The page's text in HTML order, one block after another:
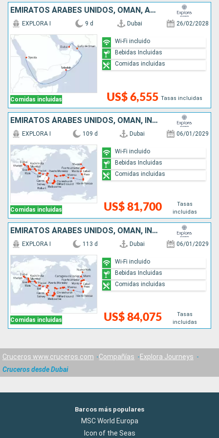
EMIRATOS ÁRABES UNIDOS, OMAN, ARABIA SAUDÍ
Comidas incluidas
EXPLORA I 9 d Dubai 26/02/2028
US$ 6,555 Tasas incluidas
Wi-Fi incluido
Bebidas Incluidas
Comidas incluidas
EMIRATOS ÁRABES UNIDOS, OMAN, INDIA, MALDIVAS, SRI LANKA, TAILANDIA, MALASIA, SINGAPUR, INDONESIA, PAPÚA NUEVA GUINEA, AUSTRALIA, NUEVA ZELANDA, FIDJI (ISLAS), TONGA, ILES COOK, FRANCIA, REINO UNIDO,
Comidas incluidas
EXPLORA I 109 d Dubai 06/01/2029
US$ 81,700
Tasas
incluidas
Wi-Fi incluido
Bebidas Incluidas
Comidas incluidas
EMIRATOS ÁRABES UNIDOS, OMAN, INDIA, MALDIVAS, SRI LANKA, TAILANDIA, MALASIA, SINGAPUR, INDONESIA, PAPÚA NUEVA GUINEA, AUSTRALIA, NUEVA ZELANDA, FIDJI (ISLAS), TONGA, ILES COOK, FRANCIA, REINO UNIDO,
Comidas incluidas
EXPLORA I 113 d Dubai 06/01/2029
US$ 84,075
Tasas
incluidas
Wi-Fi incluido
Bebidas Incluidas
Comidas incluidas
Cruceros www.cruceros.com Compañías
Explora Journeys
Cruceros desde Dubai
Barcos más populares
MSC World Europa
Icon of the Seas